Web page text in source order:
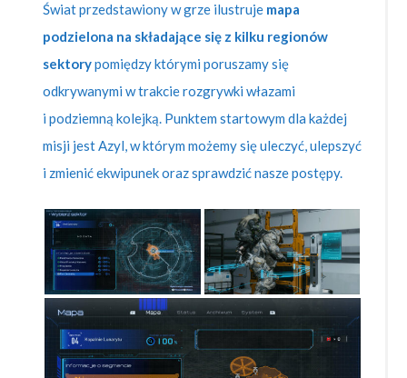
Świat przedstawiony w grze ilustruje mapa
podzielona na składające się z kilku regionów
sektorypomiędzy którymi poruszamy się
odkrywanymi w trakcie rozgrywki włazami
i podziemną kolejką. Punktem startowym dla każdej
misji jest Azyl, w którym możemy się uleczyć, ulepszyć
i zmienić ekwipunek oraz sprawdzić nasze postępy.